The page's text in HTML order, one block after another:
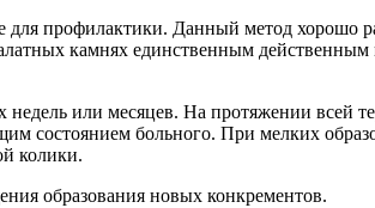
профилактики. Данный метод хорошо
камнях единственным
или месяцев. На протяжении всей
состоянием больного. При мелких
колики.
образования новых конкрементов.